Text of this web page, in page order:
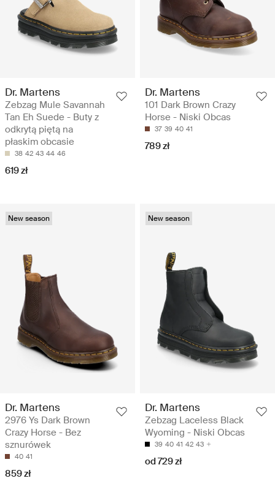
Dr. Martens
Zebzag Mule Savannah
Tan Eh Suede - Buty z
odkrytą piętą na
płaskim obcasie
38 42 43 44 46
619 zł
Dr. Martens
101 Dark Brown Crazy
Horse - Niski Obcas
37 39 40 41
789 zł
New season
Dr. Martens
2976 Ys Dark Brown
Crazy Horse - Bez
sznurówek
40 41
859 zł
New season
Dr. Martens
Zebzag Laceless Black
Wyoming - Niski Obcas
39 40 41 42 43
od 729 zł